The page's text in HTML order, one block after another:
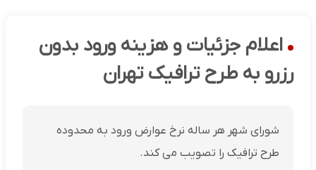
اعلام جزئیات و هزینه ورود بدون
رزرو به طرح ترافیک تهران
شورای شهر هر ساله نرخ عوارض ورود به محدوده
طرح ترافیک را تصویب می کند.